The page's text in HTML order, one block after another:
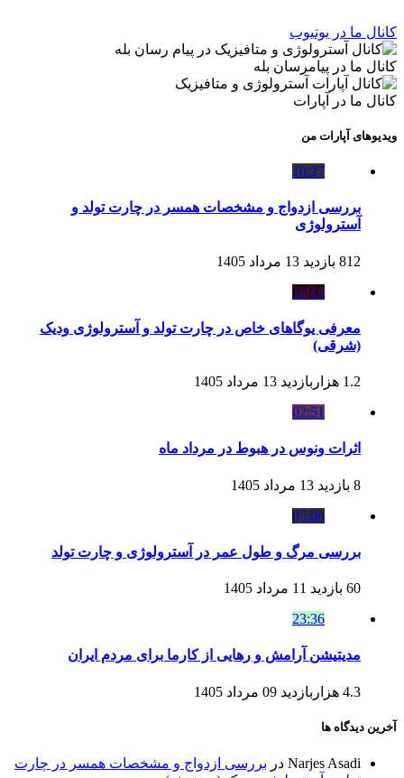
کانال ما در یوتیوب
کانال ما در پیامرسان بله
کانال ما در آپارات
ویدیوهای آپارات من
10:27
بررسی ازدواج و مشخصات همسر در چارت تولد و
آسترولوژی
812 بازدید
13 مرداد 1405
12:12
معرفی یوگاهای خاص در چارت تولد و آسترولوژی ودیک
(شرقی)
1.2 هزاربازدید
13 مرداد 1405
02:51
اثرات ونوس در هبوط در مرداد ماه
8 بازدید
13 مرداد 1405
05:06
بررسی مرگ و طول عمر در آسترولوژی و چارت تولد
60 بازدید
11 مرداد 1405
23:36
مدیتیشن آرامش و رهایی از کارما برای مردم ایران
4.3 هزاربازدید 09 مرداد 1405
آخرین دیدگاه ها
Narjes Asadi در بررسی ازدواج و مشخصات همسر در چارت